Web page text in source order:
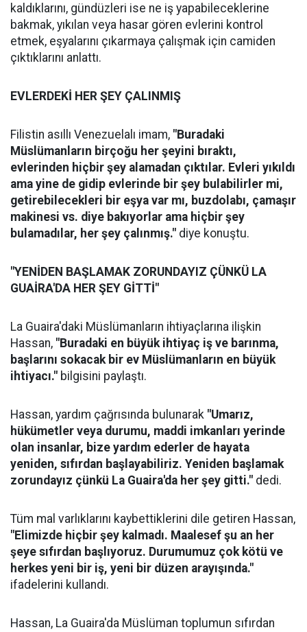
kaldıklarını, gündüzleri ise ne iş yapabileceklerine
bakmak, yıkılan veya hasar gören evlerini kontrol
etmek, eşyalarını çıkarmaya çalışmak için camiden
çıktıklarını anlattı.
EVLERDEKİ HER ŞEY ÇALINMIŞ
Filistin asıllı Venezuelalı imam, "Buradaki
Müslümanların birçoğu her şeyini bıraktı,
evlerinden hiçbir şey alamadan çıktılar. Evleri yıkıldı
ama yine de gidip evlerinde bir şey bulabilirler mi,
getirebilecekleri bir eşya var mı, buzdolabı, çamaşır
makinesi vs. diye bakıyorlar ama hiçbir şey
bulamadılar, her şey çalınmış." diye konuştu.
"YENİDEN BAŞLAMAK ZORUNDAYIZ ÇÜNKÜ LA
GUAİRA'DA HER ŞEY GİTTİ"
La Guaira'daki Müslümanların ihtiyaçlarına ilişkin
Hassan, "Buradaki en büyük ihtiyaç iş ve barınma,
başlarını sokacak bir ev Müslümanların en büyük
ihtiyacı." bilgisini paylaştı.
Hassan, yardım çağrısında bulunarak "Umarız,
hükümetler veya durumu, maddi imkanları yerinde
olan insanlar, bize yardım ederler de hayata
yeniden, sıfırdan başlayabiliriz. Yeniden başlamak
zorundayız çünkü La Guaira'da her şey gitti." dedi.
Tüm mal varlıklarını kaybettiklerini dile getiren Hassan,
"Elimizde hiçbir şey kalmadı. Maalesef şu an her
şeye sıfırdan başlıyoruz. Durumumuz çok kötü ve
herkes yeni bir iş, yeni bir düzen arayışında."
ifadelerini kullandı.
Hassan, La Guaira'da Müslüman toplumun sıfırdan